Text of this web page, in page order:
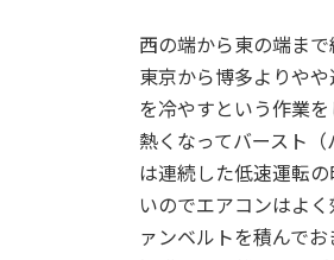
西の端から東の端ま
東京から博多よりや
を冷やすという作業
熱くなってバースト
は連続した低速運転
いのでエアコンはよ
ァンベルトを積んで